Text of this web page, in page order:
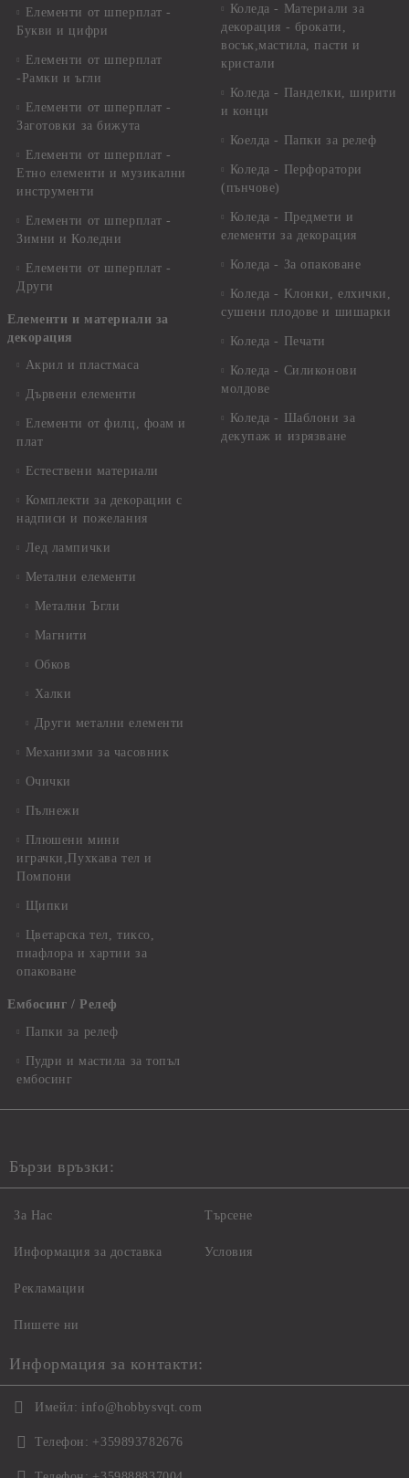
Елементи от шперплат -
Букви и цифри
Елементи от шперплат
-Рамки и ъгли
Елементи от шперплат -
Заготовки за бижута
Елементи от шперплат -
Етно елементи и музикални
инструменти
Елементи от шперплат -
Зимни и Коледни
Елементи от шперплат -
Други
Елементи и материали за
декорация
Акрил и пластмаса
Дървени елементи
Елементи от филц, фоам и
плат
Естествени материали
Комплекти за декорации с
надписи и пожелания
Лед лампички
Метални елементи
Метални Ъгли
Магнити
Обков
Халки
Други метални елементи
Механизми за часовник
Очички
Пълнежи
Плюшени мини
играчки,Пухкава тел и
Помпони
Щипки
Цветарска тел, тиксо,
пиафлора и хартии за
опаковане
Ембосинг / Релеф
Папки за релеф
Пудри и мастила за топъл
ембосинг
Коледа - Материали за
декорация - брокати,
восък,мастила, пасти и
кристали
Коледа - Панделки, ширити
и конци
Коелда - Папки за релеф
Коледа - Перфоратори
(пънчове)
Коледа - Предмети и
елементи за декорация
Коледа - За опаковане
Коледа - Kлонки, елхички,
сушени плодове и шишарки
Коледа - Печати
Коледа - Силиконови
молдове
Коледа - Шаблони за
декупаж и изрязване
Бързи връзки:
За Нас
Информация за доставка
Рекламации
Пишете ни
Търсене
Условия
Информация за контакти:
Имейл: info@hobbysvqt.com
Телефон: +359893782676